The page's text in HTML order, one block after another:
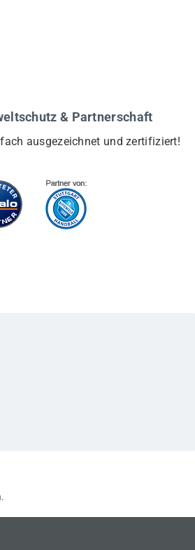
& Partnerschaft
ausgezeichnet und zertifiziert!